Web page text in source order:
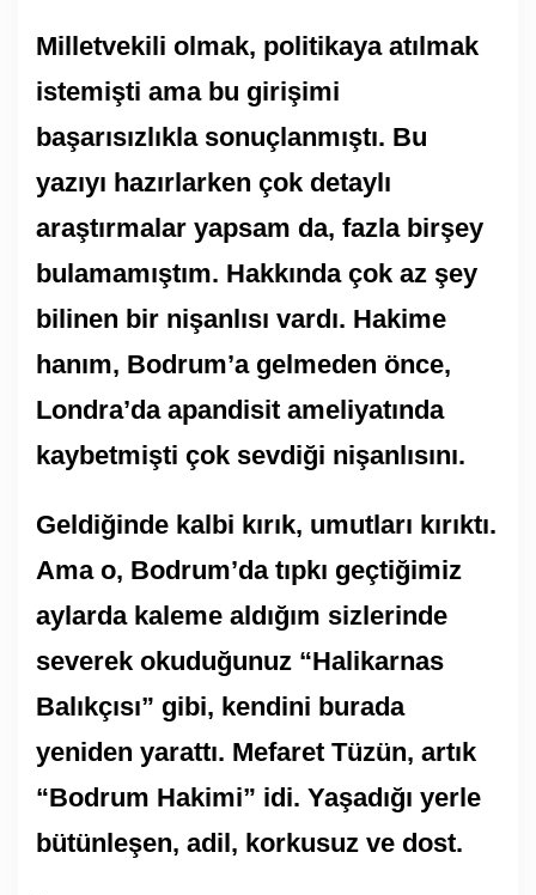
Milletvekili olmak, politikaya atılmak
istemişti ama bu girişimi
başarısızlıkla sonuçlanmıştı. Bu
yazıyı hazırlarken çok detaylı
araştırmalar yapsam da, fazla birşey
bulamamıştım. Hakkında çok az şey
bilinen bir nişanlısı vardı. Hakime
hanım, Bodrum’a gelmeden önce,
Londra’da apandisit ameliyatında
kaybetmişti çok sevdiği nişanlısını.
Geldiğinde kalbi kırık, umutları kırıktı.
Ama o, Bodrum’da tıpkı geçtiğimiz
aylarda kaleme aldığım sizlerinde
severek okuduğunuz “Halikarnas
Balıkçısı” gibi, kendini burada
yeniden yarattı. Mefaret Tüzün, artık
“Bodrum Hakimi” idi. Yaşadığı yerle
bütünleşen, adil, korkusuz ve dost.